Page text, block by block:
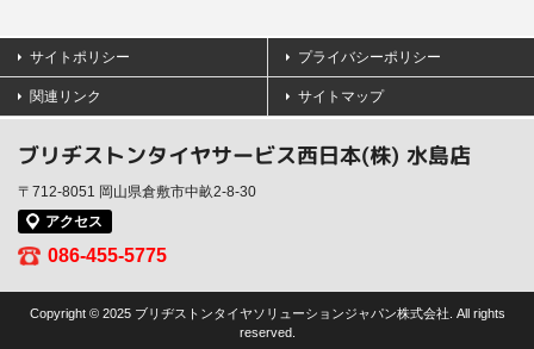
サイトポリシー プライバシーポリシー
関連リンク サイトマップ
ブリヂストンタイヤサービス西日本(株) 水島店
〒712-8051 岡山県倉敷市中畝2-8-30
アクセス
086-455-5775
Copyright © 2025 ブリヂストンタイヤソリューションジャパン株式会社. All rights
reserved.